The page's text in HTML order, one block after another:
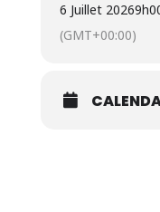
6 Juillet 2026
(GMT+00:00)